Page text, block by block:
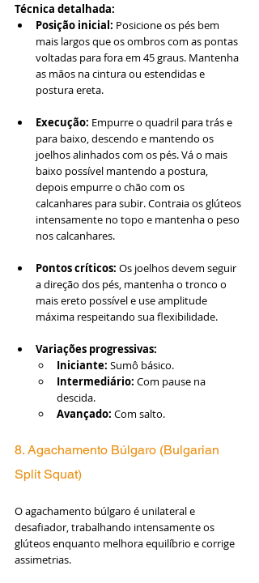
Técnica detalhada:
Posição inicial: Posicione os pés bem
mais largos que os ombros com as pontas
voltadas para fora em 45 graus. Mantenha
as mãos na cintura ou estendidas e
postura ereta.
Execução: Empurre o quadril para trás e
para baixo, descendo e mantendo os
joelhos alinhados com os pés. Vá o mais
baixo possível mantendo a postura,
depois empurre o chão com os
calcanhares para subir. Contraia os glúteos
intensamente no topo e mantenha o peso
nos calcanhares.
Pontos críticos: Os joelhos devem seguir
a direção dos pés, mantenha o tronco o
mais ereto possível e use amplitude
máxima respeitando sua flexibilidade.
Variações progressivas:
Iniciante: Sumô básico.
Intermediário: Com pause na
descida.
Avançado: Com salto.
8. Agachamento Búlgaro (Bulgarian
Split Squat)
O agachamento búlgaro é unilateral e
desafiador, trabalhando intensamente os
glúteos enquanto melhora equilíbrio e corrige
assimetrias.